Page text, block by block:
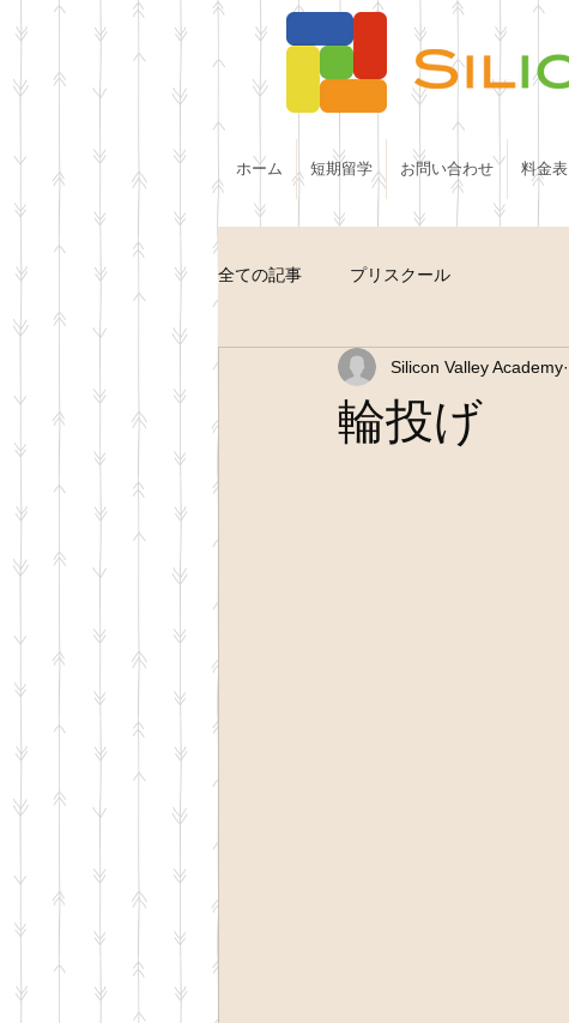
ホーム 短期留学 お問い合わせ 料金表
全ての記事 プリスクール
輪投げ
Silicon Valley Academy